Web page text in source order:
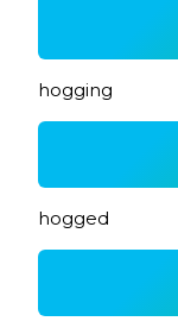
hogging
hogged